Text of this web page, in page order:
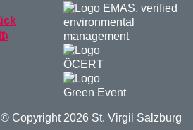
© Copyright 2026 St. Virgil Salzburg